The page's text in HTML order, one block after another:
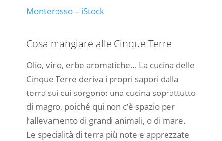
Monterosso – iStock
Cosa mangiare alle Cinque Terre
Olio, vino, erbe aromatiche… La cucina delle
Cinque Terre deriva i propri sapori dalla
terra sui cui sorgono: una cucina soprattutto
di magro, poiché qui non c’è spazio per
l’allevamento di grandi animali, o di mare.
Le specialità di terra più note e apprezzate